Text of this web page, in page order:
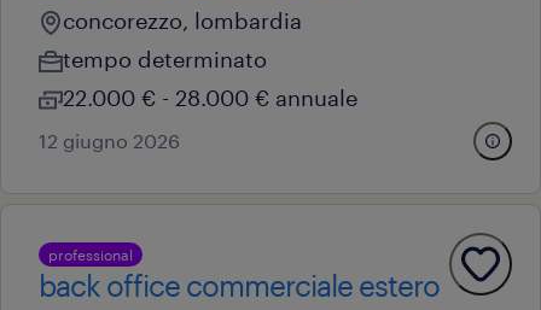
concorezzo, lombardia
tempo determinato
22.000 € - 28.000 € annuale
12 giugno 2026
professional
back office commerciale estero